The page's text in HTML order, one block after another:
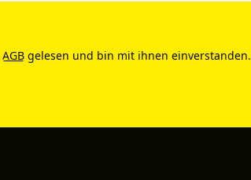
AGB gelesen und bin mit ihnen einverstanden.